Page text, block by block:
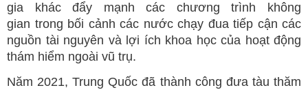
gia khác đẩy mạnh các chương trình không
gian trong bối cảnh các nước chạy đua tiếp cận các
nguồn tài nguyên và lợi ích khoa học của hoạt động
thám hiểm ngoài vũ trụ.
Năm 2021, Trung Quốc đã thành công đưa tàu thăm